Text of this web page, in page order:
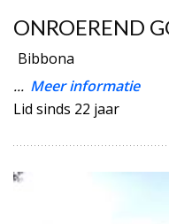
ONROEREND
Bibbona
... Meer informatie
Lid sinds 22 jaar